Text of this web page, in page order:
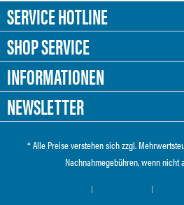
SERVICE HOTLINE
SHOP SERVICE
INFORMATIONEN
NEWSLETTER
* Alle Preise verstehen sich zzgl.
Nachnahmegebühren, wenn nicht